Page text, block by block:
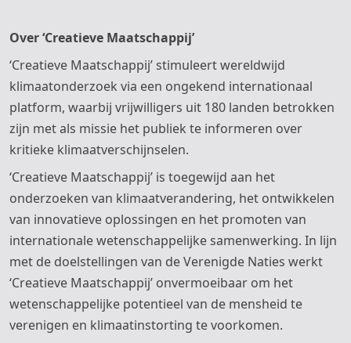
Over ‘Creatieve Maatschappij’
‘Creatieve Maatschappij’ stimuleert wereldwijd
klimaatonderzoek via een ongekend internationaal
platform, waarbij vrijwilligers uit 180 landen betrokken
zijn met als missie het publiek te informeren over
kritieke klimaatverschijnselen.
‘Creatieve Maatschappij’ is toegewijd aan het
onderzoeken van klimaatverandering, het ontwikkelen
van innovatieve oplossingen en het promoten van
internationale wetenschappelijke samenwerking. In lijn
met de doelstellingen van de Verenigde Naties werkt
‘Creatieve Maatschappij’ onvermoeibaar om het
wetenschappelijke potentieel van de mensheid te
verenigen en klimaatinstorting te voorkomen.